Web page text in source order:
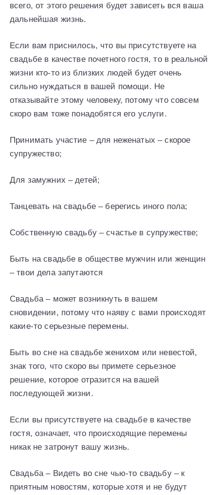
всего, от этого решения будет зависеть вся ваша
дальнейшая жизнь.
Если вам приснилось, что вы присутствуете на
свадьбе в качестве почетного гостя, то в реальной
жизни кто-то из близких людей будет очень
сильно нуждаться в вашей помощи. Не
отказывайте этому человеку, потому что совсем
скоро вам тоже понадобятся его услуги.
Принимать участие – для неженатых – скорое
супружество;
Для замужних – детей;
Танцевать на свадьбе – берегись иного пола;
Собственную свадьбу – счастье в супружестве;
Быть на свадьбе в обществе мужчин или женщин
– твои дела запутаются
Свадьба – может возникнуть в вашем
сновидении, потому что наяву с вами происходят
какие-то серьезные перемены.
Быть во сне на свадьбе женихом или невестой,
знак того, что скоро вы примете серьезное
решение, которое отразится на вашей
последующей жизни.
Если вы присутствуете на свадьбе в качестве
гостя, означает, что происходящие перемены
никак не затронут вашу жизнь.
Свадьба – Видеть во сне чью-то свадьбу – к
приятным новостям, которые хотя и не будут